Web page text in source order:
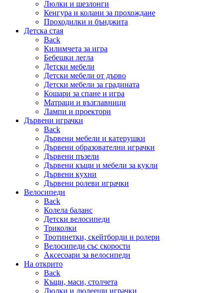
Люлки и шезлонги
Кенгура и колани за прохождане
Проходилки и бънджита
Детска стая
Back
Килимчета за игра
Бебешки легла
Детски мебели
Детски мебели от дърво
Детски мебели за градината
Кошари за спане и игра
Матраци и възглавници
Лампи и проектори
Дървени играчки
Back
Дървени мебели и катерушки
Дървени образователни играчки
Дървени пъзели
Дървени къщи и мебели за кукли
Дървени кухни
Дървени ролеви играчки
Велосипеди
Back
Колела баланс
Детски велосипеди
Триколки
Тротинетки, скейтборди и ролери
Велосипеди със скорости
Аксесоари за велосипеди
На открито
Back
Къщи, маси, столчета
Люлки и люлеещи играчки